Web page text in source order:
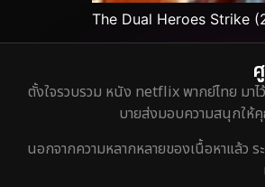
The Dual Heroes Strike
ตั้งใจรวบรวม หนัง netflix พากย์ไทย มา
บายส่งมอบความสนุกให้
นอกจากความหลากหลายของเนื้อหาแล้ว